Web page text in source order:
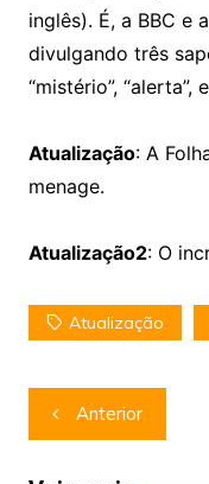
inglês). É, a BBC e
divulgando três
“mistério”, “alerta”,
Atualização: A
menage.
Atualização2: O
Atualização
Navegação
de
Anterior